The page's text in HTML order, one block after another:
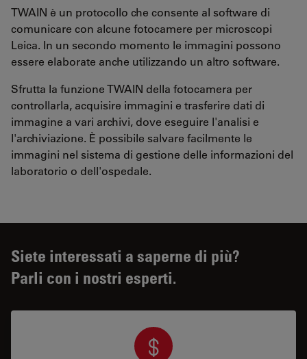
TWAIN è un protocollo che consente al software di
comunicare con alcune fotocamere per microscopi
Leica. In un secondo momento le immagini possono
essere elaborate anche utilizzando un altro software.
Sfrutta la funzione TWAIN della fotocamera per
controllarla, acquisire immagini e trasferire dati di
immagine a vari archivi, dove eseguire l'analisi e
l'archiviazione. È possibile salvare facilmente le
immagini nel sistema di gestione delle informazioni del
laboratorio o dell'ospedale.
Siete interessati a saperne di più?
Parli con i nostri esperti.